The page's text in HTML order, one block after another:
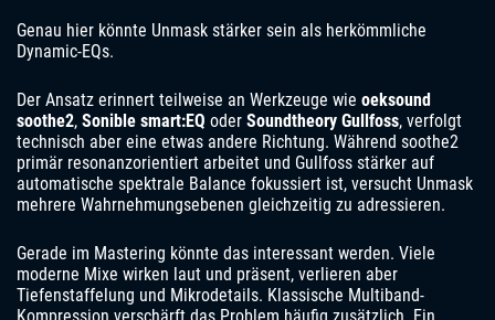
Genau hier könnte Unmask stärker sein als herkömmliche
Dynamic-EQs.
Der Ansatz erinnert teilweise an Werkzeuge wie oeksound
soothe2, Sonible smart:EQ oder Soundtheory Gullfoss, verfolgt
technisch aber eine etwas andere Richtung. Während soothe2
primär resonanzorientiert arbeitet und Gullfoss stärker auf
automatische spektrale Balance fokussiert ist, versucht Unmask
mehrere Wahrnehmungsebenen gleichzeitig zu adressieren.
Gerade im Mastering könnte das interessant werden. Viele
moderne Mixe wirken laut und präsent, verlieren aber
Tiefenstaffelung und Mikrodetails. Klassische Multiband-